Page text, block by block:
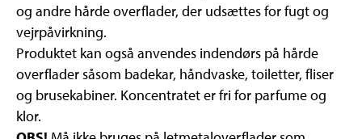
og andre hårde overflader, der udsættes for fugt og
vejrpåvirkning.
Produktet kan også anvendes indendørs på hårde
overflader såsom badekar, håndvaske, toiletter, fliser
og brusekabiner. Koncentratet er fri for parfume og
klor.